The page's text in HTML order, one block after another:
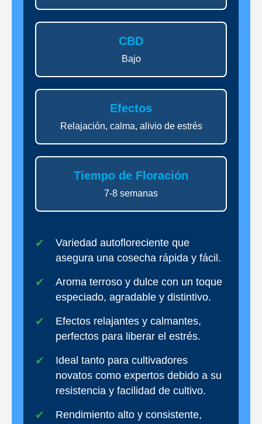
CBD
Bajo
Efectos
Relajación, calma, alivio de estrés
Tiempo de Floración
7-8 semanas
Variedad autofloreciente que
asegura una cosecha rápida y fácil.
Aroma terroso y dulce con un toque
especiado, agradable y distintivo.
Efectos relajantes y calmantes,
perfectos para liberar el estrés.
Ideal tanto para cultivadores
novatos como expertos debido a su
resistencia y facilidad de cultivo.
Rendimiento alto y consistente,